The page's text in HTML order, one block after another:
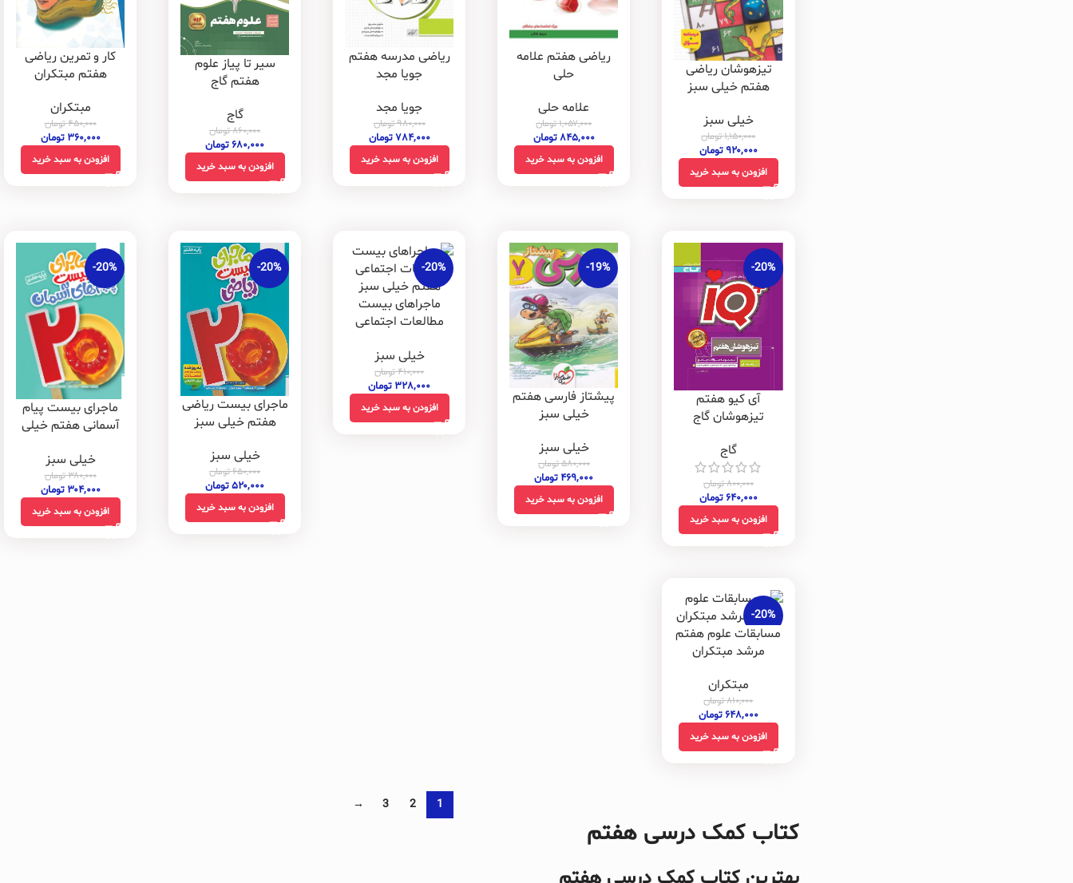
تیزهوشان ریاضی
هفتم خیلی سبز
خیلی سبز
۱,۱۵۰,۰۰۰تومان
۹۲۰,۰۰۰ تومان
افزودن به سبد خرید
ریاضی هفتم علامه
حلی
علامه حلی
۱,۰۵۷,۰۰۰تومان
۸۴۵,۰۰۰ تومان
افزودن به سبد خرید
ریاضی مدرسه هفتم
جویا مجد
جویا مجد
۹۸۰,۰۰۰تومان
۷۸۴,۰۰۰ تومان
افزودن به سبد خرید
سیر تا پیاز علوم
هفتم گاج
گاج
۸۶۰,۰۰۰تومان
۶۸۰,۰۰۰ تومان
افزودن به سبد خرید
کار و تمرین ریاضی
هفتم مبتکران
مبتکران
۴۵۰,۰۰۰تومان
۳۶۰,۰۰۰ تومان
افزودن به سبد خرید
-20%
آی کیو هفتم
تیزهوشان گاج
گاج
۸۰۰,۰۰۰تومان
۶۴۰,۰۰۰ تومان
افزودن به سبد خرید
-19%
پیشتاز فارسی هفتم
خیلی سبز
خیلی سبز
۵۸۰,۰۰۰تومان
۴۶۹,۰۰۰ تومان
افزودن به سبد خرید
-20%
ماجراهای بیست
مطالعات اجتماعی
خیلی سبز
۴۱۰,۰۰۰تومان
۳۲۸,۰۰۰ تومان
افزودن به سبد خرید
-20%
ماجرای بیست ریاضی
هفتم خیلی سبز
خیلی سبز
۶۵۰,۰۰۰تومان
۵۲۰,۰۰۰ تومان
افزودن به سبد خرید
-20%
ماجرای بیست پیام
آسمانی هفتم خیلی
خیلی سبز
۳۸۰,۰۰۰تومان
۳۰۴,۰۰۰ تومان
افزودن به سبد خرید
-20%
مسابقات علوم هفتم
مرشد مبتکران
مبتکران
۸۱۰,۰۰۰تومان
۶۴۸,۰۰۰ تومان
افزودن به سبد خرید
1
2
3
→
کتاب کمک درسی هفتم